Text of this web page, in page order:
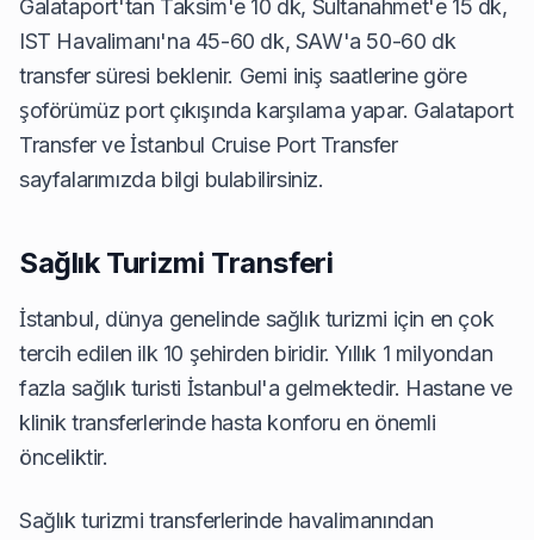
Galataport'tan Taksim'e 10 dk, Sultanahmet'e 15 dk,
IST Havalimanı'na 45-60 dk, SAW'a 50-60 dk
transfer süresi beklenir. Gemi iniş saatlerine göre
şoförümüz port çıkışında karşılama yapar. Galataport
Transferveİstanbul Cruise Port Transfer
sayfalarımızda bilgi bulabilirsiniz.
Sağlık Turizmi Transferi
İstanbul, dünya genelinde sağlık turizmi için en çok
tercih edilen ilk 10 şehirden biridir. Yıllık 1 milyondan
fazla sağlık turisti İstanbul'a gelmektedir. Hastane ve
klinik transferlerinde hasta konforu en önemli
önceliktir.
Sağlık turizmi transferlerinde havalimanından